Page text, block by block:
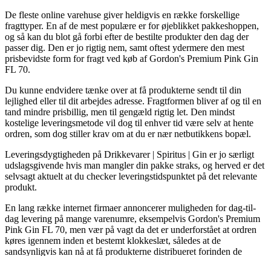
De fleste online varehuse giver heldigvis en række forskellige
fragttyper. En af de mest populære er for øjeblikket pakkeshoppen,
og så kan du blot gå forbi efter de bestilte produkter den dag der
passer dig. Den er jo rigtig nem, samt oftest ydermere den mest
prisbevidste form for fragt ved køb af Gordon's Premium Pink Gin
FL 70.
Du kunne endvidere tænke over at få produkterne sendt til din
lejlighed eller til dit arbejdes adresse. Fragtformen bliver af og til en
tand mindre prisbillig, men til gengæld rigtig let. Den mindst
kostelige leveringsmetode vil dog til enhver tid være selv at hente
ordren, som dog stiller krav om at du er nær netbutikkens bopæl.
Leveringsdygtigheden på Drikkevarer | Spiritus | Gin er jo særligt
udslagsgivende hvis man mangler din pakke straks, og herved er det
selvsagt aktuelt at du checker leveringstidspunktet på det relevante
produkt.
En lang række internet firmaer annoncerer muligheden for dag-til-
dag levering på mange varenumre, eksempelvis Gordon's Premium
Pink Gin FL 70, men vær på vagt da det er underforstået at ordren
køres igennem inden et bestemt klokkeslæt, således at de
sandsynligvis kan nå at få produkterne distribueret forinden de